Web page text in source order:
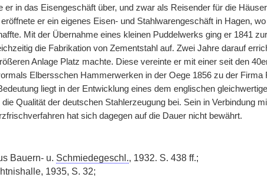
er in das Eisengeschäft über, und zwar als Reisender für die Häuser
er ein eigenes Eisen- und Stahlwarengeschäft in Hagen,
Mit der Übernahme eines kleinen Puddelwerks ging er 1841
die Fabrikation von Zementstahl auf. Zwei Jahre darauf
Anlage Platz machte. Diese vereinte er mit einer seit den
Elbersschen Hammerwerken in der Oege 1856 zu der Firma
liegt in der Entwicklung eines dem englischen
Qualität der deutschen Stahlerzeugung bei. Sein in Verbindung
hat sich dagegen auf die Dauer nicht bewährt.
Bauern- u. Schmiedegeschl., 1932. S. 438 ff.;
1935, S. 32;